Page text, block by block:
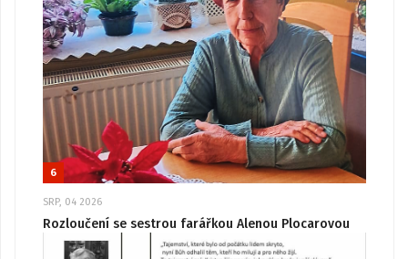
6
SRP, 04 2026
Rozloučení se sestrou farářkou Alenou Plocarovou